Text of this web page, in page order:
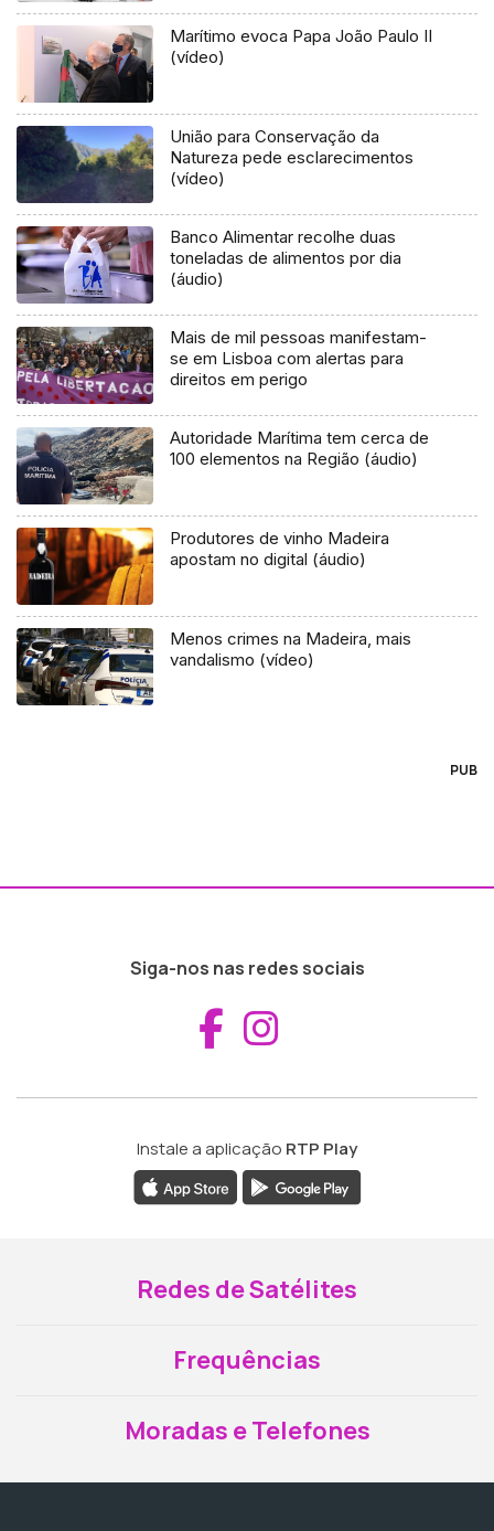
Marítimo evoca Papa João Paulo II
(vídeo)
União para Conservação da
Natureza pede esclarecimentos
(vídeo)
Banco Alimentar recolhe duas
toneladas de alimentos por dia
(áudio)
Mais de mil pessoas manifestam-
se em Lisboa com alertas para
direitos em perigo
Autoridade Marítima tem cerca de
100 elementos na Região (áudio)
Produtores de vinho Madeira
apostam no digital (áudio)
Menos crimes na Madeira, mais
vandalismo (vídeo)
PUB
Siga-nos nas redes sociais
Aceder ao
Instale a aplicação RTP Play
Redes de Satélites
Frequências
Moradas e Telefones